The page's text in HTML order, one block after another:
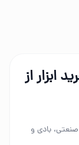
ابزار از
بادی و